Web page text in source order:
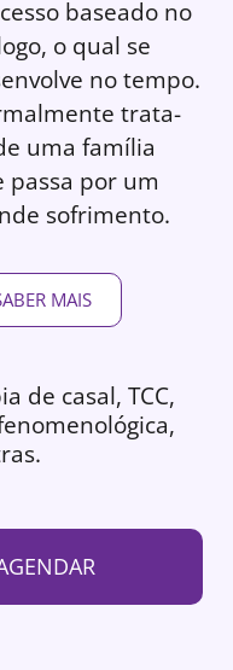
baseado no
o qual se
no tempo.
trata-
uma família
passa por um
sofrimento.
MAIS
de casal, TCC,